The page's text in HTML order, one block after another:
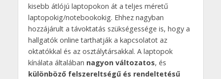
kisebb átlójú laptopokon át a teljes méretű
laptopokig/notebookokig. Ehhez nagyban
hozzájárult a távoktatás szükségessége is, hogy a
hallgatók online tarthatják a kapcsolatot az
oktatókkal és az osztálytársakkal. A laptopok
kínálata általában nagyon változatos, és
különböző felszereltségű és rendeltetésű